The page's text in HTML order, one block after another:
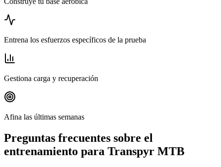
Entrena los esfuerzos específicos de la prueba
Gestiona carga y recuperación
Afina las últimas semanas
Preguntas frecuentes sobre el
entrenamiento para Transpyr MTB